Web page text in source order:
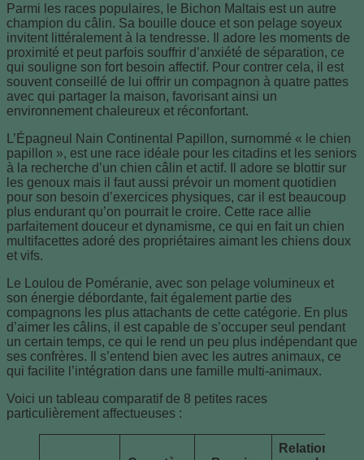
Parmi les races populaires, le Bichon Maltais est un autre
champion du câlin. Sa bouille douce et son pelage soyeux
invitent littéralement à la tendresse. Il adore les moments de
proximité et peut parfois souffrir d’anxiété de séparation, ce
qui souligne son fort besoin affectif. Pour contrer cela, il est
souvent conseillé de lui offrir un compagnon à quatre pattes
avec qui partager la maison, favorisant ainsi un
environnement chaleureux et réconfortant.
L’Épagneul Nain Continental Papillon, surnommé « le chien
papillon », est une race idéale pour les citadins et les seniors
à la recherche d’un chien câlin et actif. Il adore se blottir sur
les genoux mais il faut aussi prévoir un moment quotidien
pour son besoin d’exercices physiques, car il est beaucoup
plus endurant qu’on pourrait le croire. Cette race allie
parfaitement douceur et dynamisme, ce qui en fait un chien
multifacettes adoré des propriétaires aimant les chiens doux
et vifs.
Le Loulou de Poméranie, avec son pelage volumineux et
son énergie débordante, fait également partie des
compagnons les plus attachants de cette catégorie. En plus
d’aimer les câlins, il est capable de s’occuper seul pendant
un certain temps, ce qui le rend un peu plus indépendant que
ses confrères. Il s’entend bien avec les autres animaux, ce
qui facilite l’intégration dans une famille multi-animaux.
Voici un tableau comparatif de 8 petites races
particulièrement affectueuses :
Relations